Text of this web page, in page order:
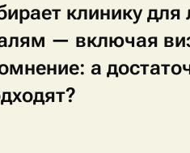
клинику для
— включая
а